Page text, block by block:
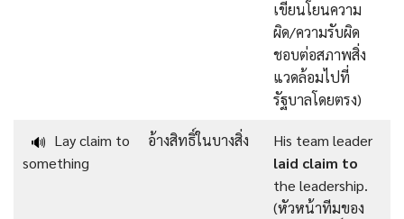
เขียนโยนความ
ผิด/ความรับผิด
ชอบต่อสภาพสิ่ง
แวดล้อมไปที่
รัฐบาลโดยตรง)
🔊 Lay claim to
something
อ้างสิทธิ์ในบางสิ่ง
His team leader
laid claim to
the leadership.
(หัวหน้าทีมของ